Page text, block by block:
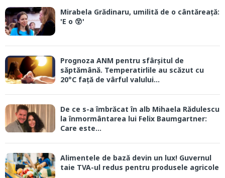
Mirabela Grădinaru, umilită de o cântăreață:
'E o 😲'
Prognoza ANM pentru sfârșitul de
săptămână. Temperatirlile au scăzut cu
20°C față de vârful valului...
De ce s-a îmbrăcat în alb Mihaela Rădulescu
la înmormântarea lui Felix Baumgartner:
Care este...
Alimentele de bază devin un lux! Guvernul
taie TVA-ul redus pentru produsele agricole